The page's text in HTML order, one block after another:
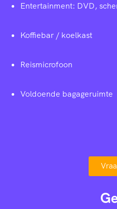
Entertainment: DVD,
Koffiebar / koelkast
Reismicrofoon
Voldoende bagageruimte